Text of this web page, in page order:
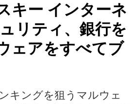
キー インターネ
リティ、銀行を
ェアをすべてブ
キングを狙うマルウェ